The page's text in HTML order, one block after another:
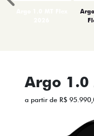
Anterior
Argo 1.0
a partir de R$